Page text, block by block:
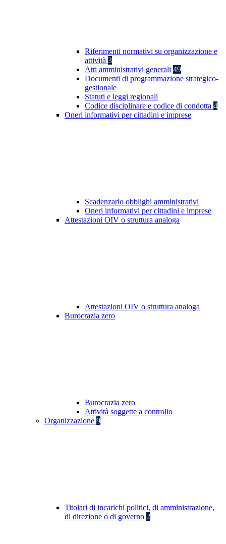
Riferimenti normativi su organizzazione e
attività 3
Atti amministrativi generali 49
Documenti di programmazione strategico-
gestionale
Statuti e leggi regionali
Codice disciplinare e codice di condotta 4
Oneri informativi per cittadini e imprese
Scadenzario obblighi amministrativi
Oneri informativi per cittadini e imprese
Attestazioni OIV o struttura analoga
Attestazioni OIV o struttura analoga
Burocrazia zero
Burocrazia zero
Attività soggette a controllo
Organizzazione 9
Titolari di incarichi politici, di amministrazione,
di direzione o di governo 2